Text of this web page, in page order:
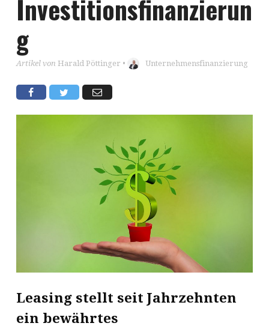
Investitionsfinanzierun
g
Artikel von Harald Pöttinger • Unternehmensfinanzierung
Leasing stellt seit Jahrzehnten
ein bewährtes